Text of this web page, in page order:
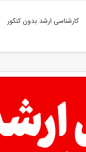
کارشناسی ارشد بدون کنکور